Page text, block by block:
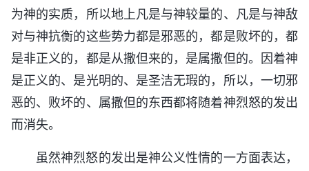
为神的实质，所以地上凡是与神较量的、凡是与神敌
对与神抗衡的这些势力都是邪恶的，都是败坏的，都
是非正义的，都是从撒但来的，是属撒但的。因着神
是正义的、是光明的、是圣洁无瑕的，所以，一切邪
恶的、败坏的、属撒但的东西都将随着神烈怒的发出
而消失。
虽然神烈怒的发出是神公义性情的一方面表达，